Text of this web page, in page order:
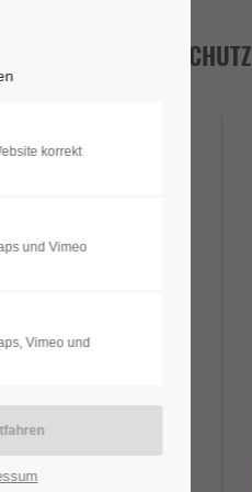
ZIVILSCHUTZ
stattgefunden. Die
Vormittag hat der
Hierbei musste
korrekt
und Vimeo
Vimeo und